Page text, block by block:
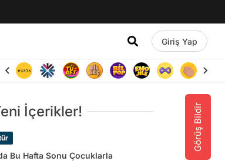
Giriş Yap
Görüş Bildir
İçerikler!
Bu Hafta Sonu Çocuklarla